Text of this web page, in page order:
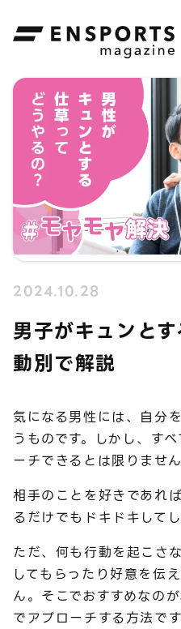
ENSPORTS magazine
2024.10.28
男子がキュンと
動別で解説
気になる男性には、自分
うものです。しかし、す
ーチできるとは限りません
相手のことを好きであれ
るだけでもドキドキして
ただ、何も行動を起こさ
してもらったり好意を伝
ん。そこでおすすめなの
でアプローチする方法です